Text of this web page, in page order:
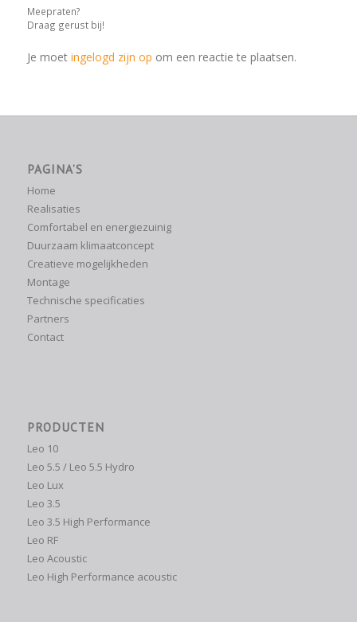
Meepraten?
Draag gerust bij!
Je moet ingelogd zijn op om een reactie te plaatsen.
PAGINA’S
Home
Realisaties
Comfortabel en energiezuinig
Duurzaam klimaatconcept
Creatieve mogelijkheden
Montage
Technische specificaties
Partners
Contact
PRODUCTEN
Leo 10
Leo 5.5 / Leo 5.5 Hydro
Leo Lux
Leo 3.5
Leo 3.5 High Performance
Leo RF
Leo Acoustic
Leo High Performance acoustic